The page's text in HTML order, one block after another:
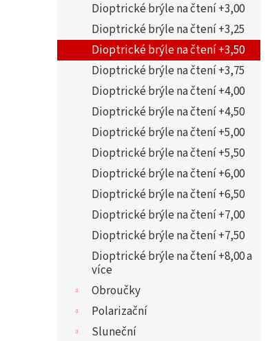
Dioptrické brýle na čtení +3,00
Dioptrické brýle na čtení +3,25
Dioptrické brýle na čtení +3,50
Dioptrické brýle na čtení +3,75
Dioptrické brýle na čtení +4,00
Dioptrické brýle na čtení +4,50
Dioptrické brýle na čtení +5,00
Dioptrické brýle na čtení +5,50
Dioptrické brýle na čtení +6,00
Dioptrické brýle na čtení +6,50
Dioptrické brýle na čtení +7,00
Dioptrické brýle na čtení +7,50
Dioptrické brýle na čtení +8,00 a
více
Obroučky
Polarizační
Sluneční